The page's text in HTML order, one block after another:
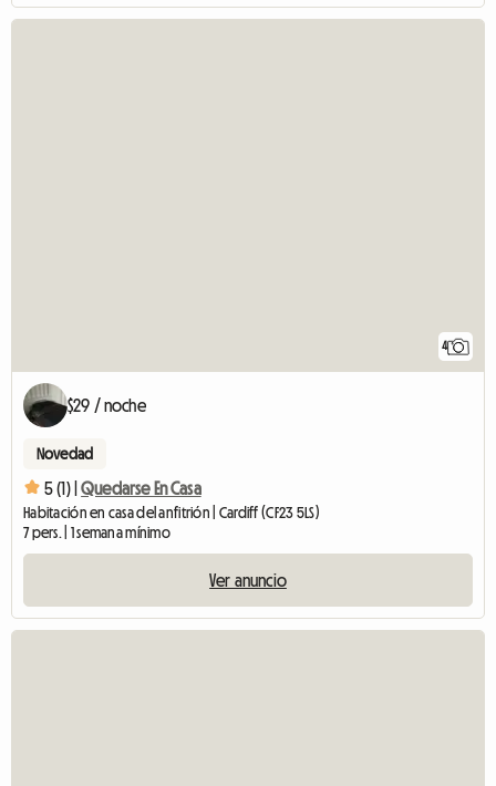
4
$29 / noche
Novedad
5 (1) | Quedarse En Casa
Habitación en casa del anfitrión | Cardiff (CF23 5LS)
7 pers. | 1 semana mínimo
Ver anuncio